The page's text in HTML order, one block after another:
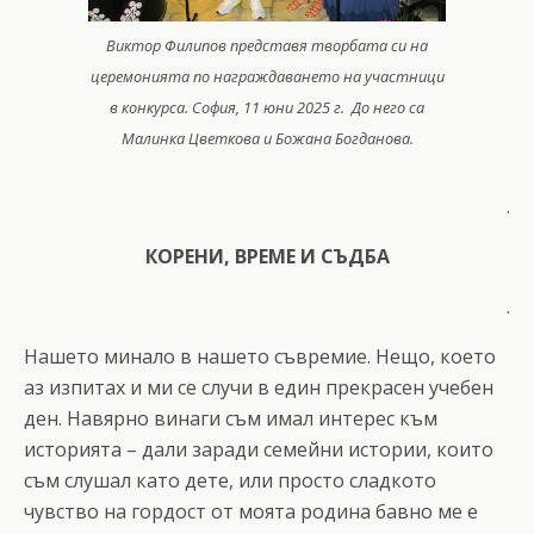
Виктор Филипов представя творбата си на
церемонията по награждаването на участници
в конкурса. София, 11 юни 2025 г. До него са
Малинка Цветкова и Божана Богданова.
.
КОРЕНИ, ВРЕМЕ И СЪДБА
.
Нашето минало в нашето съвремие. Нещо, което
аз изпитах и ми се случи в един прекрасен учебен
ден. Навярно винаги съм имал интерес към
историята – дали заради семейни истории, които
съм слушал като дете, или просто сладкото
чувство на гордост от моята родина бавно ме е